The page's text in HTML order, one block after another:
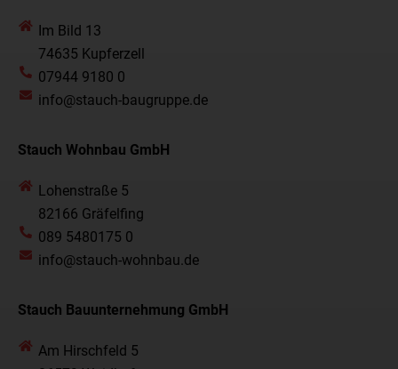
Im Bild 13
74635 Kupferzell
07944 9180 0
info@stauch-baugruppe.de
Stauch Wohnbau GmbH
Lohenstraße 5
82166 Gräfelfing
089 5480175 0
info@stauch-wohnbau.de
Stauch Bauunternehmung GmbH
Am Hirschfeld 5